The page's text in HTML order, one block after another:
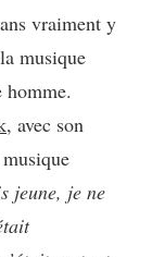
vraiment y
musique
homme.
, avec son
jeune, je ne